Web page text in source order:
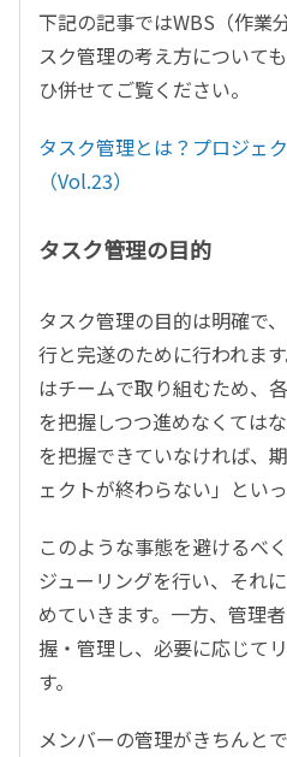
下記の記事ではWBS（作業
スク管理の考え方について
ひ併せてご覧ください。
タスク管理とは？プロジェ
（Vol.23）
タスク管理の目的
タスク管理の目的は明確で
行と完遂のために行われま
はチームで取り組むため、
を把握しつつ進めなくては
を把握できていなければ、
ェクトが終わらない」とい
このような事態を避けるべ
ジューリングを行い、それ
めていきます。一方、管理
握・管理し、必要に応じて
す。
メンバーの管理がきちんと